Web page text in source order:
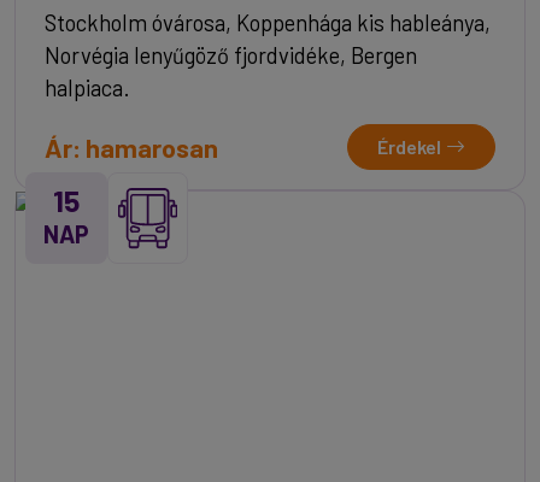
Stockholm óvárosa, Koppenhága kis hableánya,
Norvégia lenyűgöző fjordvidéke, Bergen
halpiaca.
Ár: hamarosan Érdekel
15
NAP